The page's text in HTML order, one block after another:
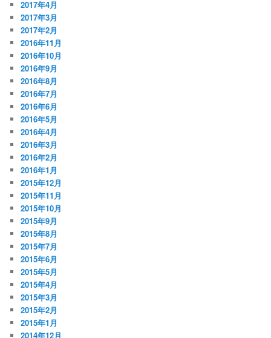
2017年4月
2017年3月
2017年2月
2016年11月
2016年10月
2016年9月
2016年8月
2016年7月
2016年6月
2016年5月
2016年4月
2016年3月
2016年2月
2016年1月
2015年12月
2015年11月
2015年10月
2015年9月
2015年8月
2015年7月
2015年6月
2015年5月
2015年4月
2015年3月
2015年2月
2015年1月
2014年12月